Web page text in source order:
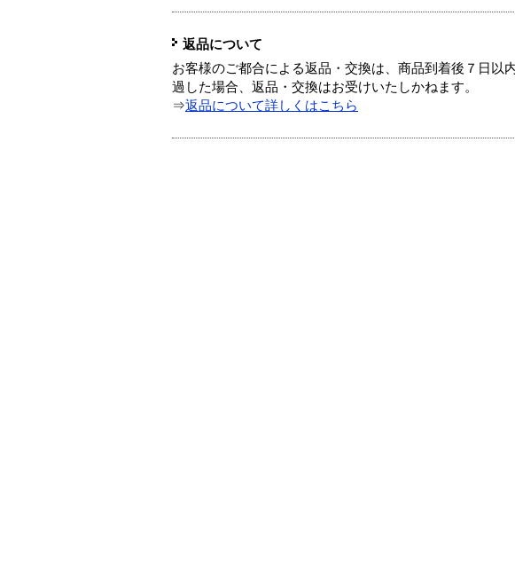
返品について
お客様のご都合による返品・交換は、商品到着後７日以
過した場合、返品・交換はお受けいたしかねます。
⇒返品について詳しくはこちら